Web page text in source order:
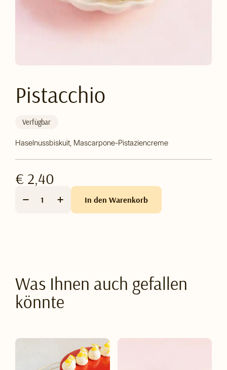
Pistacchio
Verfügbar
Haselnussbiskuit, Mascarpone-Pistaziencreme
€ 2,40
In den Warenkorb
Was Ihnen auch gefallen
könnte